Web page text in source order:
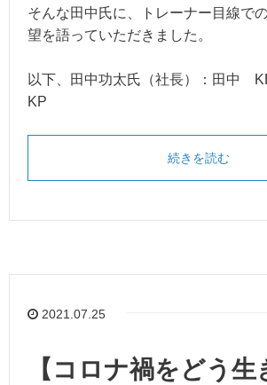
そんな田中氏に、トレーナー目線で
望を語っていただきました。
以下、田中功太氏（社長）：田中
KP
続きを読む
2021.07.25
【コロナ禍をどう生